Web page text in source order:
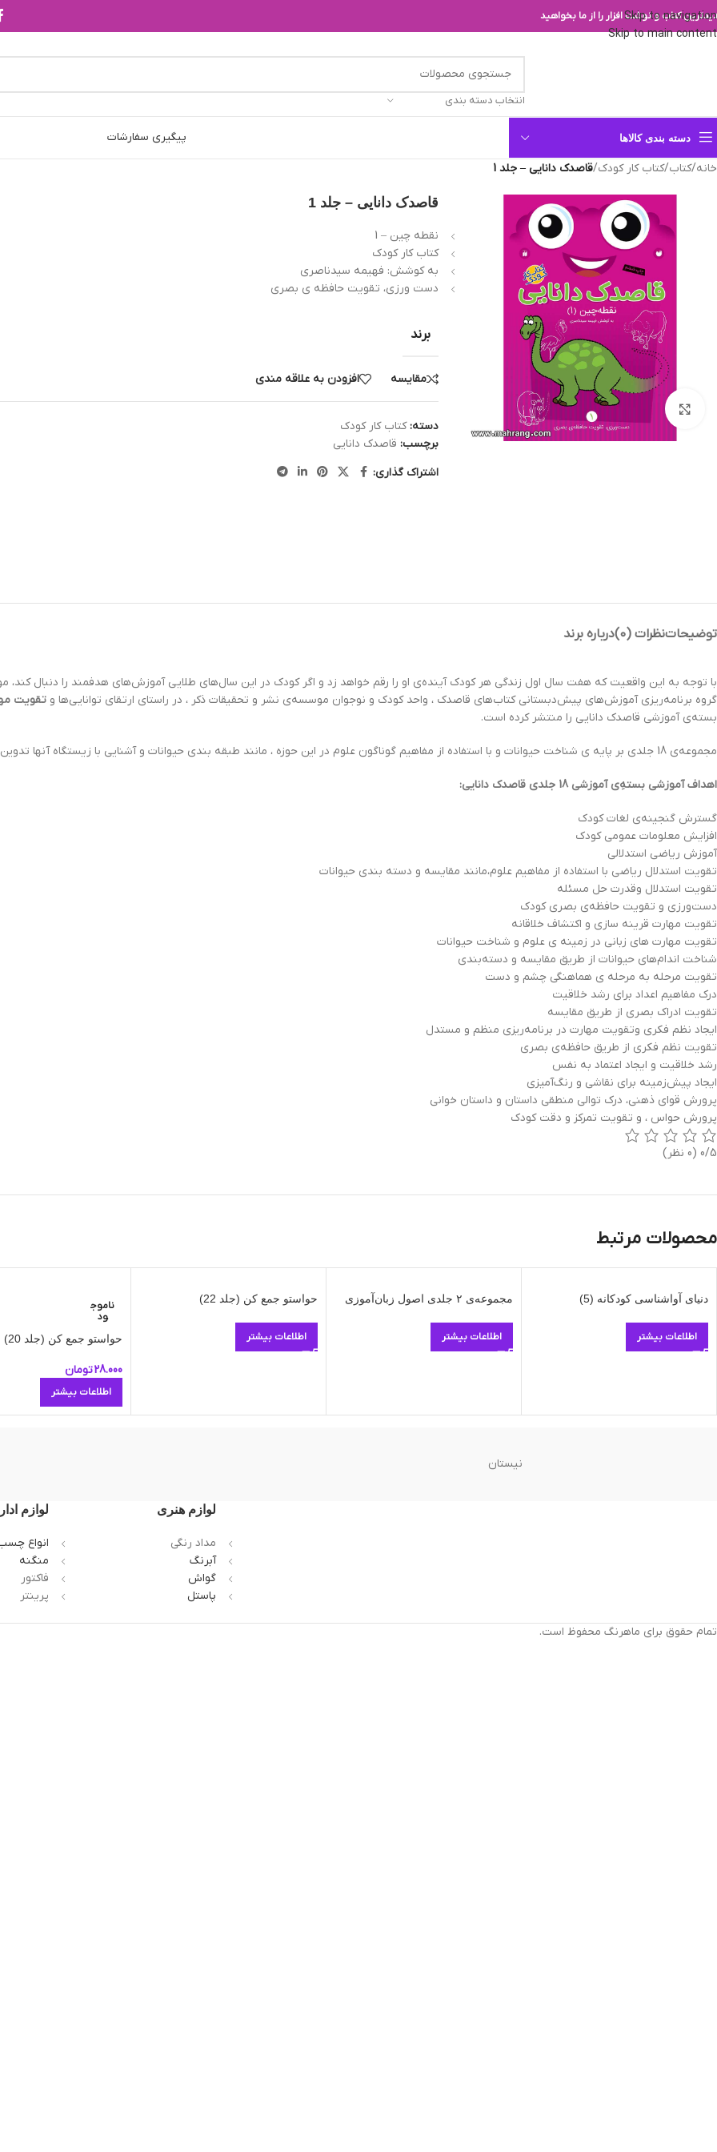
Skip to navigation
Skip to main content
کتاب و نوشت افزار را از ما بخواهید
انتخاب دسته بندی
دسته بندی کالاها پیگیری سفارشات
خانه/کتاب/کتاب کار کودک/قاصدک دانایی – جلد 1
بزرگنمایی تصویر
قاصدک دانایی – جلد 1
نقطه چین – 1
کتاب کار کودک
به کوشش: فهیمه سیدناصری
دست ورزی، تقویت حافظه ی بصری
برند
مقایسه افزودن به علاقه مندی
دسته: کتاب کار کودک
برچسب: قاصدک دانایی
اشتراک گذاری:
توضیحاتنظرات (0) درباره برند
با توجه به اين واقعیت که هفت سال اول زندگي هر کودک آينده‌ي او را رقم خواهد زد و اگر کودک در اين سال‌هاي طلايي آموزش‌هاي هدفمند را دنبال کند،
گروه برنامه‌ريزي آموزش‌هاي پيش‌دبستاني کتاب‌هاي قاصدک ، واحد کودک و نوجوان موسسه‌ي نشر و تحقيقات ذکر ، در راستاي ارتقاي توانايي‌ها و تقویت
بسته‌ي آموزشي قاصدک دانايي را منتشر کرده است.
مجموعه‌ي 18 جلدي بر پايه ی شناخت حيوانات و با استفاده از مفاهیم گوناگون علوم در این حوزه ، مانند طبقه بندی حیوانات و آشنایی با زیستگاه آنها تدوین شده است.
اهداف آموزشی بسته‌ِی آموزشی 18 جلدي قاصدک دانایی:
گسترش گنجينه‌ي لغات کودک
افزايش معلومات عمومي کودک
آموزش رياضي استدلالي
تقویت استدلال ریاضی با استفاده از مفاهیم علوم،مانند مقایسه و دسته بندی حیوانات
تقويت استدلال وقدرت حل مسئله
دست‌ورزی و تقویت حافظه‌ی بصری کودک
تقویت مهارت قرینه سازی و اکتشاف خلاقانه
تقویت مهارت های زبانی در زمینه ی علوم و شناخت حیوانات
شناخت اندام‌های حیوانات از طریق مقایسه و دسته‌بندی
تقویت مرحله به مرحله ی هماهنگی چشم و دست
درک مفاهیم اعداد برای رشد خلاقیت
تقویت ادراک بصری از طریق مقایسه
ایجاد نظم فکری وتقویت مهارت در برنامه‌ریزی منظم و مستدل
تقویت نظم فکری از طریق حافظه‌ی بصری
رشد خلاقیت و ایجاد اعتماد به نفس
ایجاد پیش‌زمینه‌ برای نقاشی و رنگ‌آمیزی
پرورش قوای ذهنی، درک توالی منطقی داستان و داستان خوانی
پرورش حواس ، و تقویت تمرکز و دقت کودک
0/5 (0 نظر)
محصولات مرتبط
دنیای آواشناسی کودکانه (5)
اطلاعات بیشتر
مجموعه‌ی ۲ جلدی اصول زبان‌آموزی
اطلاعات بیشتر
حواستو جمع کن (جلد 22)
اطلاعات بیشتر
ناموج
ود
حواستو جمع کن (جلد 20)
28.000تومان
اطلاعات بیشتر
نیستان
لوازم هنری
مداد رنگی
آبرنگ
گواش
پاستل
لوازم
انواع
منگنه
فاکتور
پرینتر
تمام حقوق برای ماهرنگ محفوظ است.